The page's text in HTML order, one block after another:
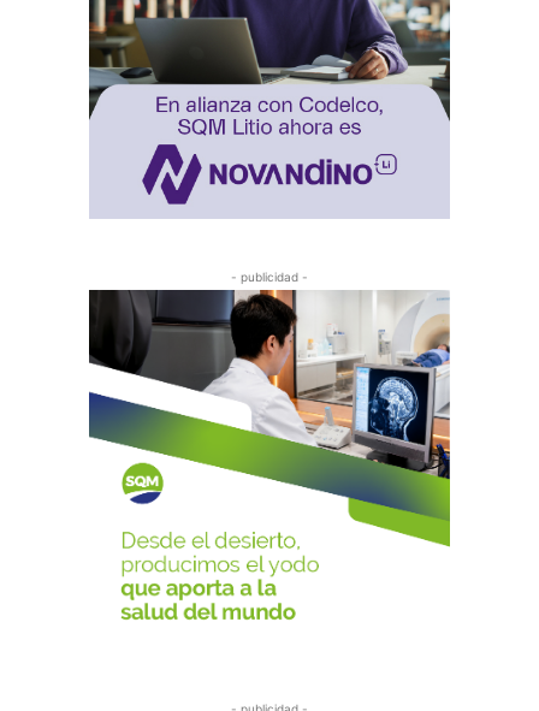
- publicidad -
- publicidad -